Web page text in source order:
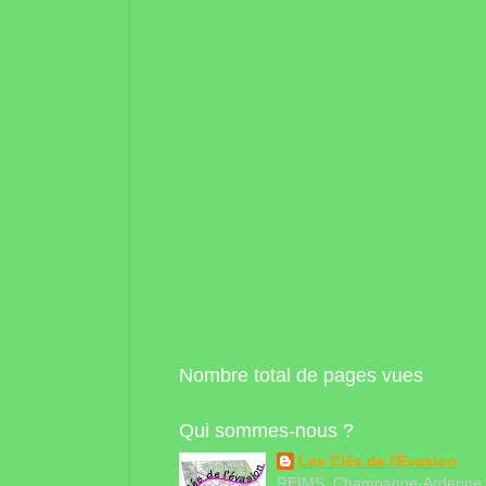
Nombre total de pages vues
Qui sommes-nous ?
Les Clés de l'Evasion